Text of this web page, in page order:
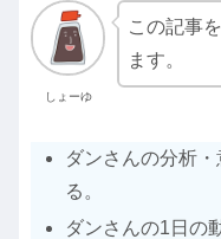
しょーゆ
この記事
ます。
ダンさんの分析
る。
ダンさんの1日の